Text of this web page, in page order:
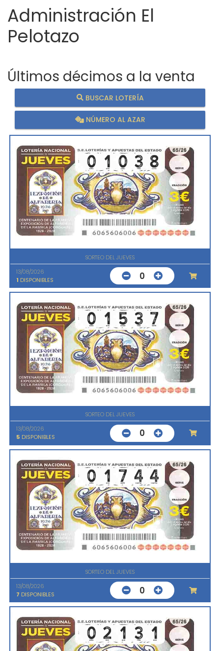
Administración El
Pelotazo
Últimos décimos a la venta
BUSCAR LOTERÍA
NÚMERO AL AZAR
SORTEO DEL JUEVES
13/08/2026
1 DISPONIBLES 0
SORTEO DEL JUEVES
13/08/2026
5 DISPONIBLES 0
SORTEO DEL JUEVES
13/08/2026
7 DISPONIBLES 0